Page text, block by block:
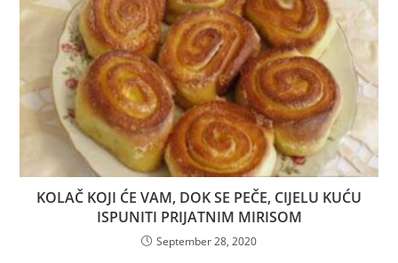
KOLAČ KOJI ĆE VAM, DOK SE PEČE, CIJELU KUĆU
ISPUNITI PRIJATNIM MIRISOM
September 28, 2020